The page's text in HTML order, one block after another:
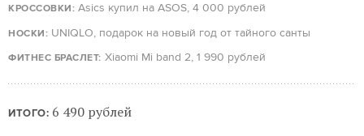
КРОССОВКИ: Asics купил на ASOS, 4 000 рублей
НОСКИ: UNIQLO, подарок на новый год от тайного санты
ФИТНЕС БРАСЛЕТ: Xiaomi Mi band 2, 1 990 рублей
ИТОГО: 6 490 рублей